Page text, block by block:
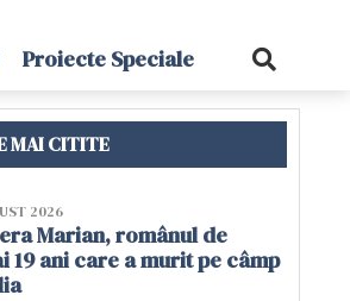
Proiecte Speciale
MAI CITITE
2026
Marian, românul de
19 ani care a murit pe câmp